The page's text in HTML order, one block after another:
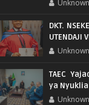
Unknown
DKT.
UTENDAJI
Unknown
TAEC
ya
Unknown